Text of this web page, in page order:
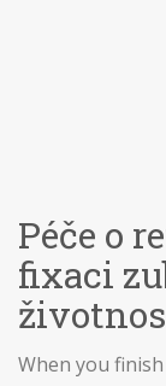
Péče o
fixaci
When you